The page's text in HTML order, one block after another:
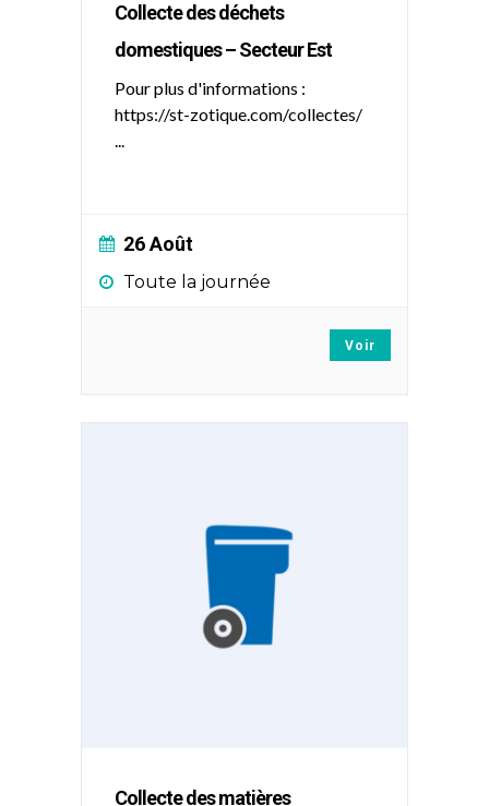
Collecte des déchets
domestiques – Secteur Est
Pour plus d'informations :
https://st-zotique.com/collectes/
...
26 Août
Toute la journée
Voir
Collecte des matières